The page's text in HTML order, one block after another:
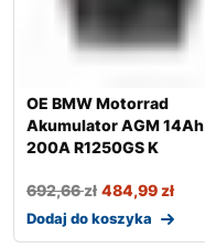
OE BMW Motorrad
Akumulator AGM 14Ah
200A R1250GS K
692,66zł 484,99zł
Dodaj do koszyka